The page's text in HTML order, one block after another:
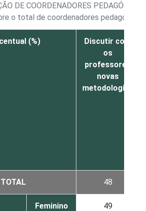
DE COORDENADORES
o total de coordenadores pedagógicos
(%)
Discutir com
os
professores
novas
metodologias
TOTAL 48
Feminino 49